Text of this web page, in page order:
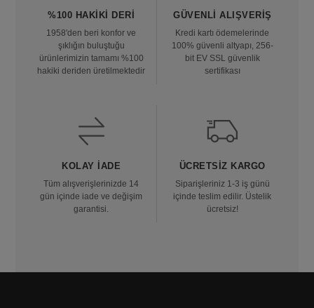
%100 HAKIKI DERI
1958'den beri konfor ve
şıklığın buluştuğu
ürünlerimizin tamamı %100
hakiki deriden üretilmektedir
GÜVENLI ALIŞVERIŞ
Kredi kartı ödemelerinde
100% güvenli altyapı, 256-
bit EV SSL güvenlik
sertifikası
KOLAY İADE
Tüm alışverişlerinizde 14
gün içinde iade ve değişim
garantisi.
ÜCRETSIZ KARGO
Siparişleriniz 1-3 iş günü
içinde teslim edilir. Üstelik
ücretsiz!